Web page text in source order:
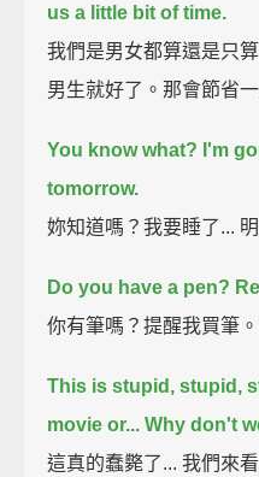
us a little bit of time.
我們是男女都算還是只
男生就好了。那會節省
You know what? I'm
tomorrow.
妳知道嗎？我要睡了...
Do you have a pen?
你有筆嗎？提醒我買筆。
This is stupid, stupid,
movie or... Why don't
這真的蠢斃了... 我們來